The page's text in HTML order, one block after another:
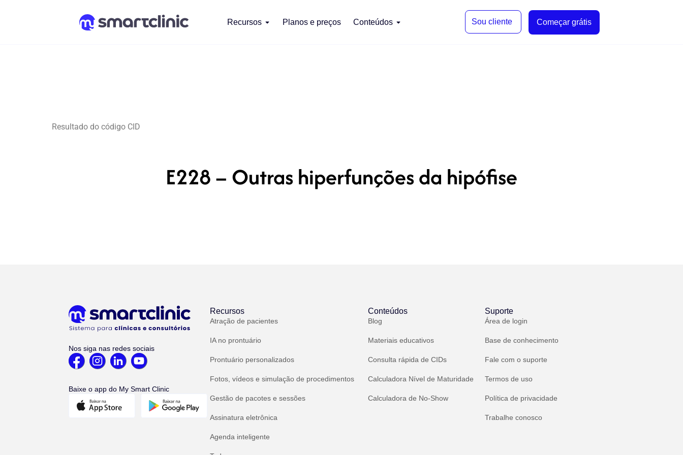
Recursos Planos e preços Conteúdos Sou cliente Começar grátis
Resultado do código CID
E228 – Outras hiperfunções da hipófise
Nos siga nas redes sociais
Baixe o app do My Smart Clinic
Recursos
Atração de pacientes
IA no prontuário
Prontuário personalizados
Fotos, vídeos e simulação de procedimentos
Gestão de pacotes e sessões
Assinatura eletrônica
Agenda inteligente
Conteúdos
Blog
Materiais educativos
Consulta rápida de CIDs
Calculadora Nível de Maturidade
Calculadora de No-Show
Suporte
Área de login
Base de conhecimento
Fale com o suporte
Termos de uso
Política de privacidade
Trabalhe conosco